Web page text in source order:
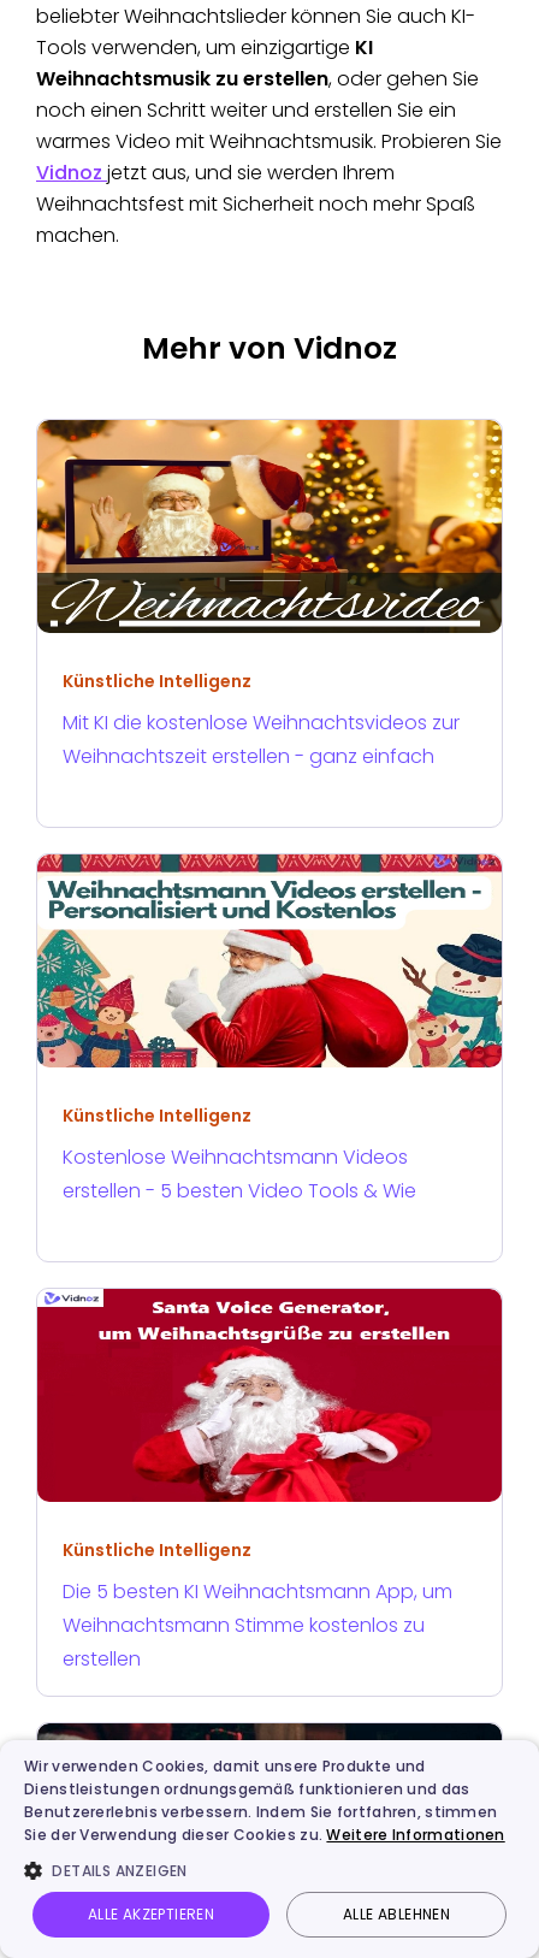
beliebter Weihnachtslieder können Sie auch KI-
Tools verwenden, um einzigartige KI
Weihnachtsmusik zu erstellen, oder gehen Sie
noch einen Schritt weiter und erstellen Sie ein
warmes Video mit Weihnachtsmusik. Probieren Sie
Vidnoz jetzt aus, und sie werden Ihrem
Weihnachtsfest mit Sicherheit noch mehr Spaß
machen.
Mehr von Vidnoz
Künstliche Intelligenz
Mit KI die kostenlose Weihnachtsvideos zur
Weihnachtszeit erstellen - ganz einfach
Künstliche Intelligenz
Kostenlose Weihnachtsmann Videos
erstellen - 5 besten Video Tools & Wie
Künstliche Intelligenz
Die 5 besten KI Weihnachtsmann App, um
Weihnachtsmann Stimme kostenlos zu
erstellen
Wir verwenden Cookies, damit unsere Produkte und
Dienstleistungen ordnungsgemäß funktionieren und das
Benutzererlebnis verbessern. Indem Sie fortfahren, stimmen
Sie der Verwendung dieser Cookies zu.Weitere Informationen
DETAILS ANZEIGEN
ALLE AKZEPTIEREN ALLE ABLEHNEN